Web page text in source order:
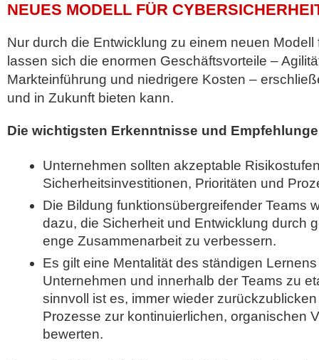
NEUES MODELL FÜR
Nur durch die Entwicklung zu einem neuen Modell
lassen sich die enormen Geschäftsvorteile –
Markteinführung und niedrigere Kosten –
und in Zukunft bieten kann.
Die wichtigsten Erkenntnisse und
Unternehmen sollten akzeptable
Sicherheitsinvestitionen, Prioritäten und
Die Bildung funktionsübergreifender Teams
dazu, die Sicherheit und Entwicklung durch
enge Zusammenarbeit zu verbessern.
Es gilt eine Mentalität des ständigen
Unternehmen und innerhalb der Teams zu
sinnvoll ist es, immer wieder
Prozesse zur kontinuierlichen, organischen
bewerten.